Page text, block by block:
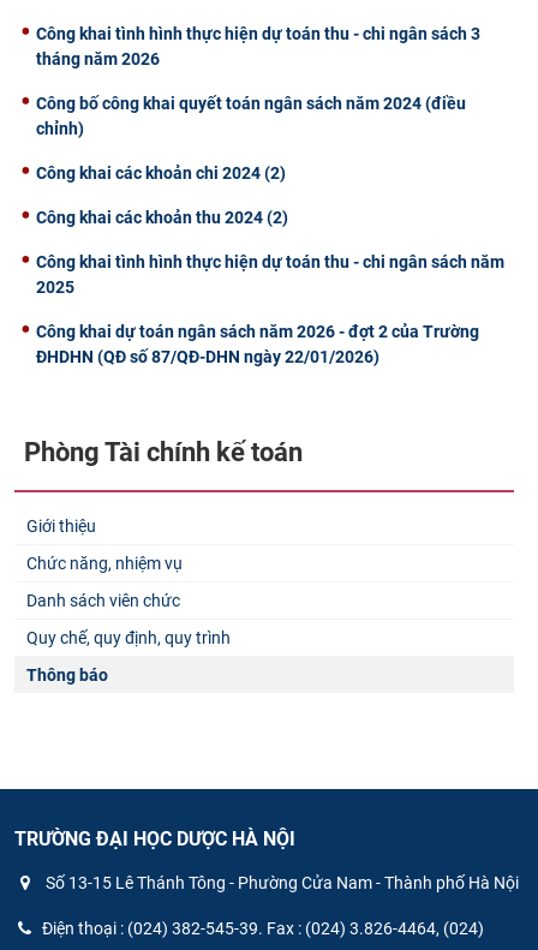
Công khai tình hình thực hiện dự toán thu - chi ngân sách 3
tháng năm 2026
Công bố công khai quyết toán ngân sách năm 2024 (điều
chỉnh)
Công khai các khoản chi 2024 (2)
Công khai các khoản thu 2024 (2)
Công khai tình hình thực hiện dự toán thu - chi ngân sách năm
2025
Công khai dự toán ngân sách năm 2026 - đợt 2 của Trường
ĐHDHN (QĐ số 87/QĐ-DHN ngày 22/01/2026)
Phòng Tài chính kế toán
Giới thiệu
Chức năng, nhiệm vụ
Danh sách viên chức
Quy chế, quy định, quy trình
Thông báo
TRƯỜNG ĐẠI HỌC DƯỢC HÀ NỘI
Số 13-15 Lê Thánh Tông - Phường Cửa Nam - Thành phố Hà Nội
Điện thoại : (024) 382-545-39. Fax : (024) 3.826-4464, (024)